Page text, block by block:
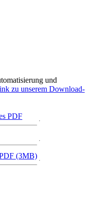
und
zu unserem Download-
PDF
(3MB)